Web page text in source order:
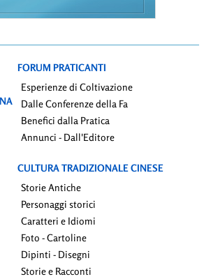
FORUM PRATICANTI
Esperienze di Coltivazione
Dalle Conferenze della Fa
Benefici dalla Pratica
Annunci - Dall'Editore
CULTURA TRADIZIONALE CINESE
Storie Antiche
Personaggi storici
Caratteri e Idiomi
Foto - Cartoline
Dipinti - Disegni
Storie e Racconti